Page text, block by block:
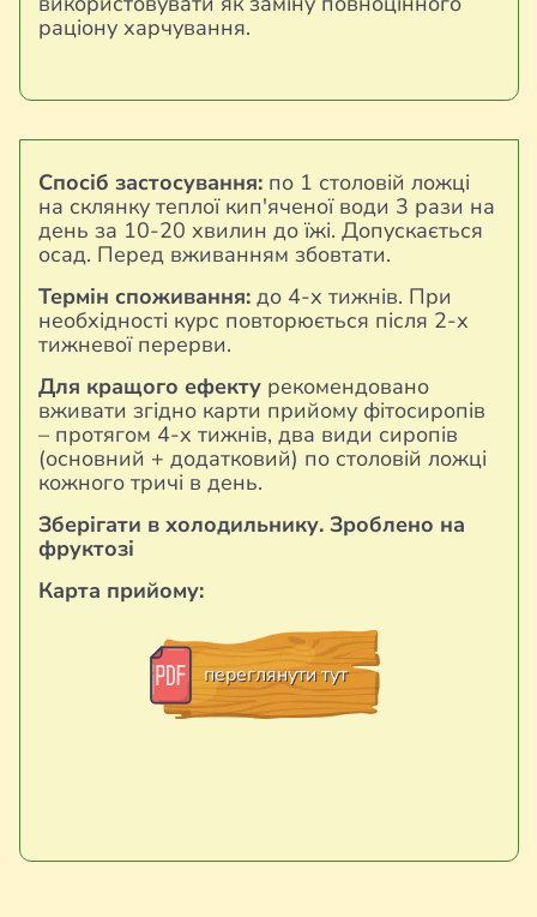
раціону харчування.
Спосіб застосування: по 1 столовій ложці
на склянку теплої кип'яченої води 3 рази на
день за 10-20 хвилин до їжі. Допускається
осад. Перед вживанням збовтати.
Термін споживання: до 4-х тижнів. При
необхідності курс повторюється після 2-х
тижневої перерви.
Для кращого ефекту рекомендовано
вживати згідно карти прийому фітосиропів
– протягом 4-х тижнів, два види сиропів
(основний + додатковий) по столовій ложці
кожного тричі в день.
Зберігати в холодильнику. Зроблено на
фруктозі
Карта прийому:
переглянути тут